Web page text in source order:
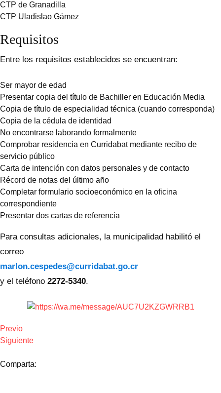
CTP de Granadilla
CTP Uladislao Gámez
Requisitos
Entre los requisitos establecidos se encuentran:
Ser mayor de edad
Presentar copia del título de Bachiller en Educación Media
Copia de título de especialidad técnica (cuando corresponda)
Copia de la cédula de identidad
No encontrarse laborando formalmente
Comprobar residencia en Curridabat mediante recibo de
servicio público
Carta de intención con datos personales y de contacto
Récord de notas del último año
Completar formulario socioeconómico en la oficina
correspondiente
Presentar dos cartas de referencia
Para consultas adicionales, la municipalidad habilitó el
correo
marlon.cespedes@curridabat.go.cr
y el teléfono 2272-5340.
Previo
Siguiente
Comparta: